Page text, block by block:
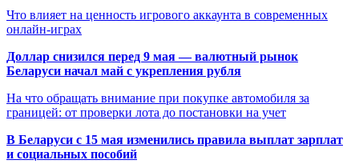
Что влияет на ценность игрового аккаунта в современных
онлайн-играх
Доллар снизился перед 9 мая — валютный рынок
Беларуси начал май с укрепления рубля
На что обращать внимание при покупке автомобиля за
границей: от проверки лота до постановки на учет
В Беларуси с 15 мая изменились правила выплат зарплат
и социальных пособий